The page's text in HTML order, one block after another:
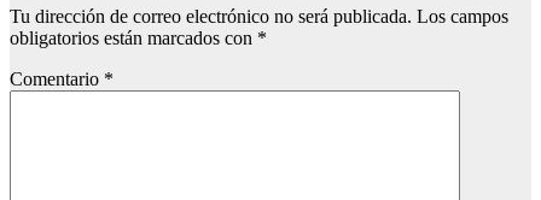
Tu dirección de correo electrónico no será publicada. Los campos
obligatorios están marcados con *
Comentario *